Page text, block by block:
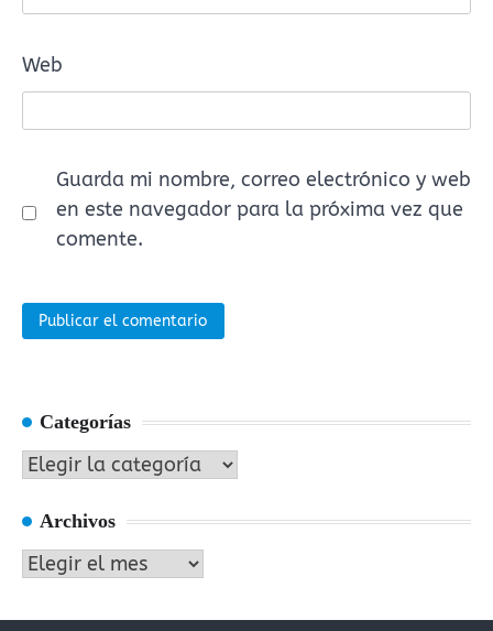
Web
Guarda mi nombre, correo electrónico y web
en este navegador para la próxima vez que
comente.
Categorías
Categorías
Archivos
Archivos